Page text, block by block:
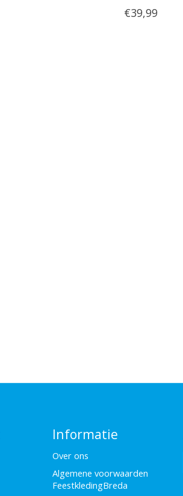
€39,99
Informatie
Over ons
Algemene voorwaarden
FeestkledingBreda